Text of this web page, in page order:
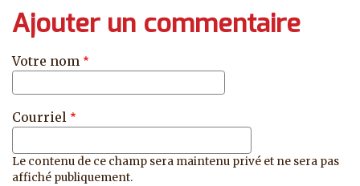
Ajouter un commentaire
Votre nom
Courriel
Le contenu de ce champ sera maintenu privé et ne sera pas
affiché publiquement.